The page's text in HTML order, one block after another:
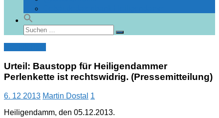
Suchen
nach:
Suchen
Urteil: Baustopp für Heiligendammer
Perlenkette ist rechtswidrig. (Pressemitteilung)
6. 12 2013 Martin Dostal 1
Heiligendamm, den 05.12.2013.